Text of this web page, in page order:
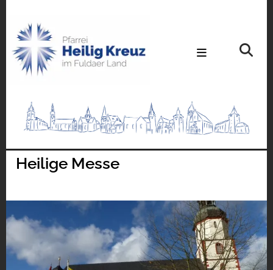
Heilige Messe